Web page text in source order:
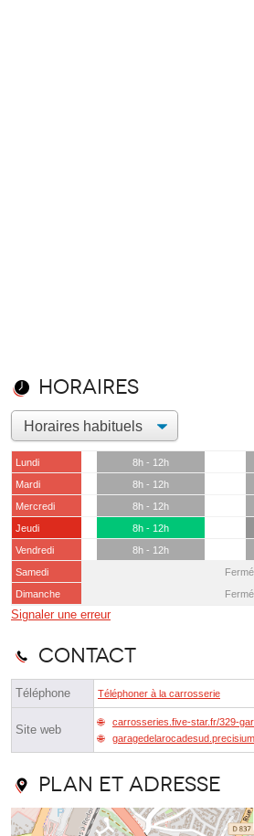
Horaires
Lundi 8h - 12h
Mardi
8h - 12h
Mercredi
8h - 12h
Jeudi
8h - 12h
Vendredi
8h - 12h
Samedi
Fermé
Dimanche
Fermé
Signaler une erreur
Contact
Téléphone Téléphoner à la carrosserie
Site web
carrosseries.five-star.fr/329-
Plan et adresse